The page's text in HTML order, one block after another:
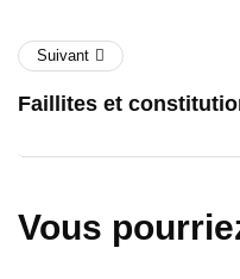
Suivant
Faillites et
Vous